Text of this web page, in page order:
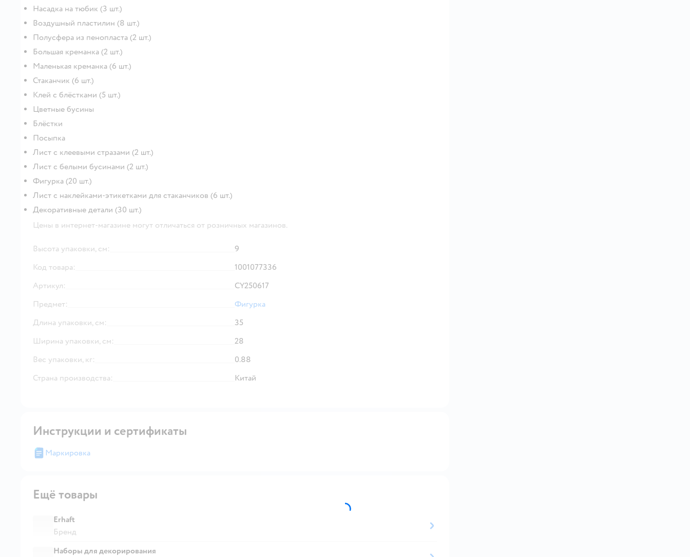
Насадка на тюбик (3 шт.)
Воздушный пластилин (8 шт.)
Полусфера из пенопласта (2 шт.)
Большая креманка (2 шт.)
Маленькая креманка (6 шт.)
Стаканчик (6 шт.)
Клей с блёстками (5 шт.)
Цветные бусины
Блёстки
Посыпка
Лист с клеевыми стразами (2 шт.)
Лист с белыми бусинами (2 шт.)
Фигурка (20 шт.)
Лист с наклейками-этикетками для стаканчиков (6 шт.)
Декоративные детали (30 шт.)
Цены в интернет-магазине могут отличаться от розничных магазинов.
Высота упаковки, см:
9
Код товара:
1001077336
Артикул:
CY250617
Предмет:
Фигурка
Длина упаковки, см:
35
Ширина упаковки, см:
28
Вес упаковки, кг:
0.88
Страна производства:
Китай
Инструкции и сертификаты
Маркировка
Ещё товары
Erhaft
Бренд
Наборы для декорирования